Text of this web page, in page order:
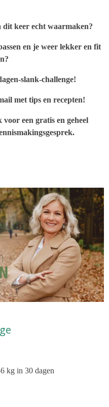
keer echt waarmaken?
en je weer lekker en fit
slank-challenge!
met tips en recepten!
een gratis en geheel
kg in 30 dagen